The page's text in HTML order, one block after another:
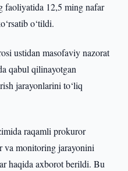
faoliyatida 12,5 ming nafar
o‘tildi.
ustidan masofaviy nazorat
qabul qilinayotgan
jarayonlarini to‘liq
raqamli prokuror
va monitoring jarayonini
haqida axborot berildi. Bu